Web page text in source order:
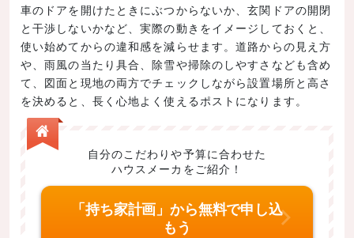
車のドアを開けたときにぶつからないか、玄関ドアの開閉
と干渉しないかなど、実際の動きをイメージしておくと、
使い始めてからの違和感を減らせます。道路からの見え方
や、雨風の当たり具合、除雪や掃除のしやすさなども含め
て、図面と現地の両方でチェックしながら設置場所と高さ
を決めると、長く心地よく使えるポストになります。
自分のこだわりや予算に合わせた
ハウスメーカをご紹介！
「持ち家計画」から無料で申し込
もう